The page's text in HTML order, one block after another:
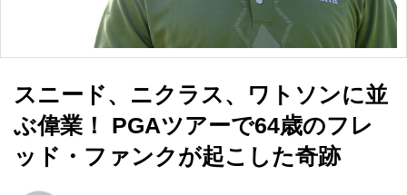
スニード、ニクラス、ワトソンに並
ぶ偉業！ PGAツアーで64歳のフレ
ッド・ファンクが起こした奇跡